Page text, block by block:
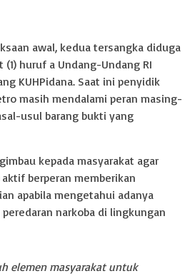
awal, kedua tersangka diduga
huruf a Undang-Undang RI
KUHPidana. Saat ini penyidik
masih mendalami peran masing-
usul barang bukti yang
kepada masyarakat agar
berperan memberikan
apabila mengetahui adanya
narkoba di lingkungan
elemen masyarakat untuk